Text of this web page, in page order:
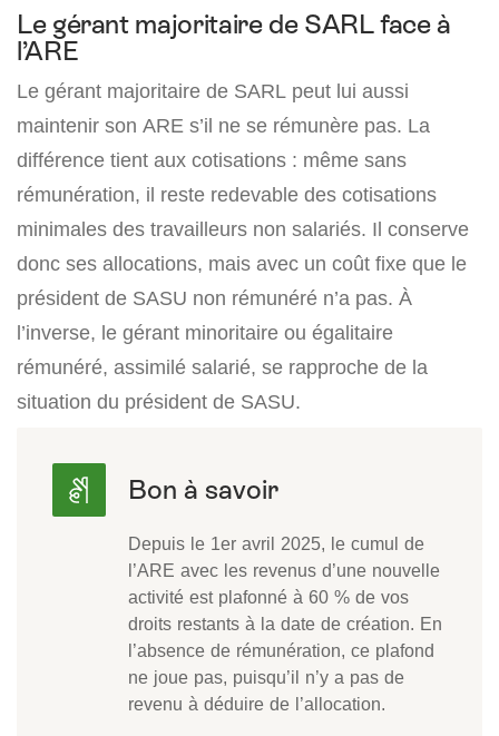
Le gérant majoritaire de SARL face à
l’ARE
Le gérant majoritaire de SARL peut lui aussi
maintenir son ARE s’il ne se rémunère pas. La
différence tient aux cotisations : même sans
rémunération, il reste redevable des cotisations
minimales des travailleurs non salariés. Il conserve
donc ses allocations, mais avec un coût fixe que le
président de SASU non rémunéré n’a pas. À
l’inverse, le gérant minoritaire ou égalitaire
rémunéré, assimilé salarié, se rapproche de la
situation du président de SASU.
Depuis le 1er avril 2025, le cumul de
l’ARE avec les revenus d’une nouvelle
activité est plafonné à 60 % de vos
droits restants à la date de création. En
l’absence de rémunération, ce plafond
ne joue pas, puisqu’il n’y a pas de
revenu à déduire de l’allocation.